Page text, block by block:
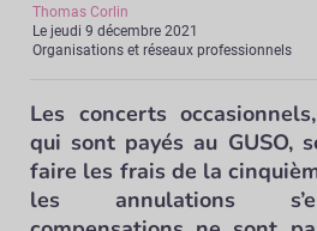
Thomas Corlin
Le jeudi 9 décembre 2021
Organisations et réseaux professionnels
Les concerts
qui sont payés au GUSO,
faire les frais de la
les annulations